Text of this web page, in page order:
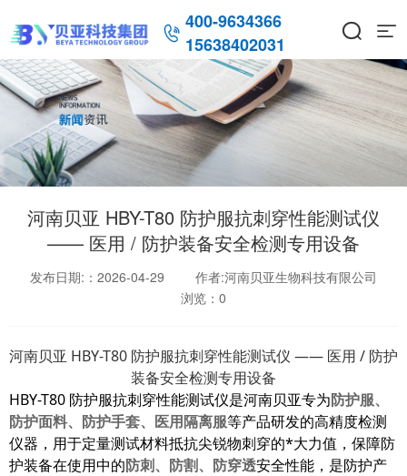
 400-9634366
15638402031
 
河南贝亚 HBY-T80 防护服抗刺穿性能测试仪
—— 医用 / 防护装备安全检测专用设备
发布日期:：2026-04-29
作者:河南贝亚生物科技有限公司
浏览： 0
河南贝亚 HBY-T80 防护服抗刺穿性能测试仪 —— 医用 / 防护
装备安全检测专用设备
HBY-T80 防护服抗刺穿性能测试仪是河南贝亚专为防护服、
防护面料、防护手套、医用隔离服等产品研发的高精度检测
仪器，用于定量测试材料抵抗尖锐物刺穿的*大力值，保障防
护装备在使用中的防刺、防割、防穿透安全性能，是防护产